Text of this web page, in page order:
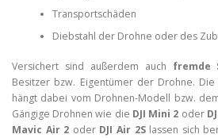
Transportschäden
Diebstahl der Drohne oder des
Versichert sind außerdem auch fremde
Besitzer bzw. Eigentümer der Drohne.
hängt dabei vom Drohnen-Modell bzw.
Gängige Drohnen wie die DJI Mini 2 oder
Mavic Air 2 oder DJI Air 2Slassen sich